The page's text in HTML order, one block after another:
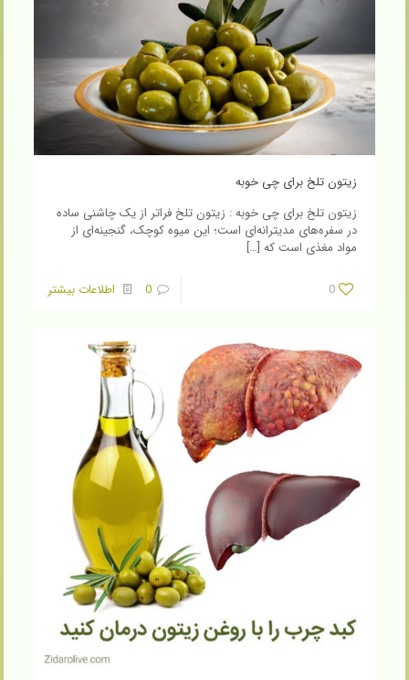
زیتون تلخ برای چی خوبه
زیتون تلخ برای چی خوبه : زیتون تلخ فراتر از یک چاشنی ساده
در سفره‌های مدیترانه‌ای است؛ این میوه کوچک، گنجینه‌ای از
مواد مغذی است که […]
0
0 اطلاعات بیشتر